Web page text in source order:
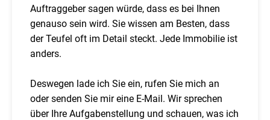
Auftraggeber sagen würde, dass es bei Ihnen
genauso sein wird. Sie wissen am Besten, dass
der Teufel oft im Detail steckt. Jede Immobilie ist
anders.
Deswegen lade ich Sie ein, rufen Sie mich an
oder senden Sie mir eine E-Mail. Wir sprechen
über Ihre Aufgabenstellung und schauen, was ich